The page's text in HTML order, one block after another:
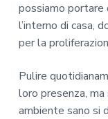
possiamo portare
l’interno di casa,
per la
Pulire
loro presenza,
ambiente sano si